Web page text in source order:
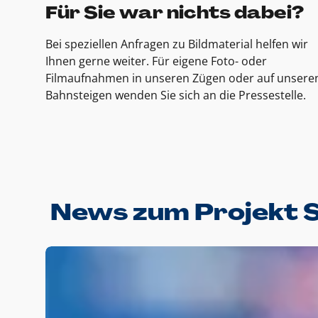
Für Sie war nichts dabei?
Bei speziellen Anfragen zu Bildmaterial helfen wir
Ihnen gerne weiter. Für eigene Foto- oder
Filmaufnahmen in unseren Zügen oder auf
Bahnsteigen wenden Sie sich an die Pressestelle.
News zum Projekt